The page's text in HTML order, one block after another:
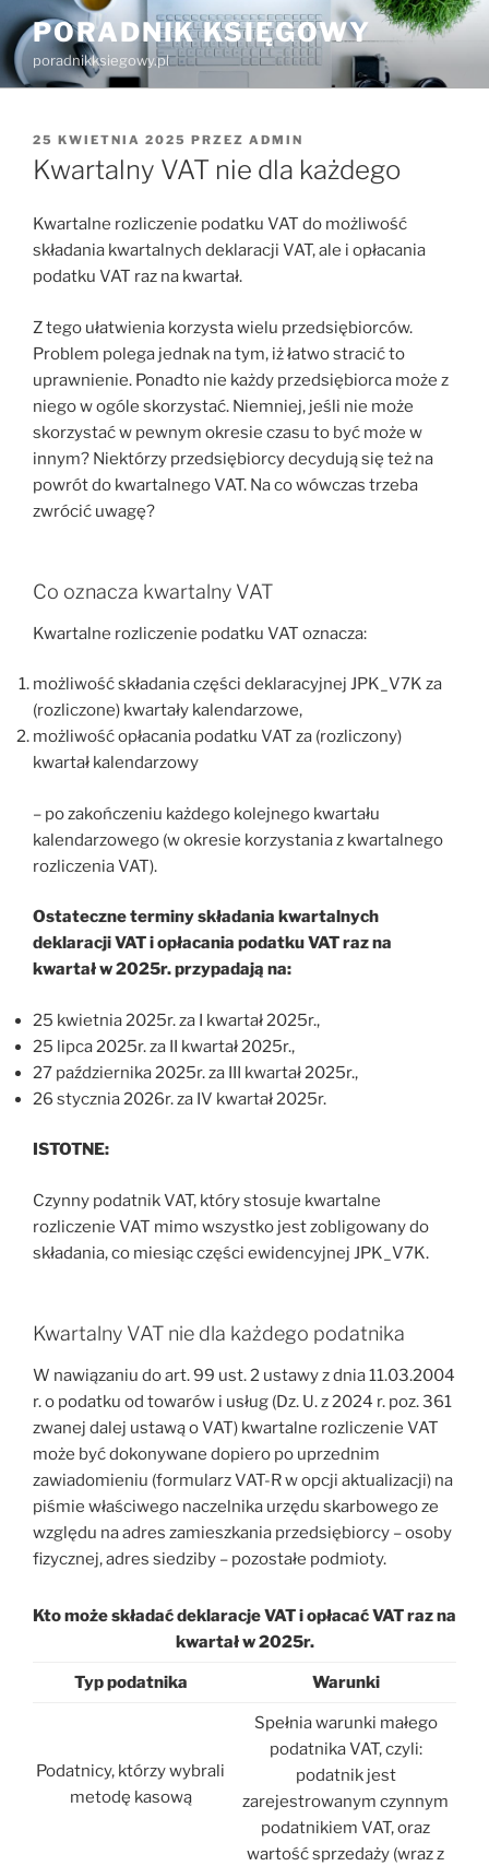
Przejdź
do
treści
PORADNIK KSIĘGOWY
poradnikksiegowy.pl
OPUBLIKOWANE
W
25 KWIETNIA 2025 PRZEZ ADMIN
Kwartalny VAT nie dla każdego
Kwartalne rozliczenie podatku VAT do możliwość
składania kwartalnych deklaracji VAT, ale i opłacania
podatku VAT raz na kwartał.
Z tego ułatwienia korzysta wielu przedsiębiorców.
Problem polega jednak na tym, iż łatwo stracić to
uprawnienie. Ponadto nie każdy przedsiębiorca może z
niego w ogóle skorzystać. Niemniej, jeśli nie może
skorzystać w pewnym okresie czasu to być może w
innym? Niektórzy przedsiębiorcy decydują się też na
powrót do kwartalnego VAT. Na co wówczas trzeba
zwrócić uwagę?
Co oznacza kwartalny VAT
Kwartalne rozliczenie podatku VAT oznacza:
możliwość składania części deklaracyjnej JPK_V7K za
(rozliczone) kwartały kalendarzowe,
możliwość opłacania podatku VAT za (rozliczony)
kwartał kalendarzowy
– po zakończeniu każdego kolejnego kwartału
kalendarzowego (w okresie korzystania z kwartalnego
rozliczenia VAT).
Ostateczne terminy składania kwartalnych
deklaracji VAT i opłacania podatku VAT raz na
kwartał w 2025r. przypadają na:
25 kwietnia 2025r. za I kwartał 2025r.,
25 lipca 2025r. za II kwartał 2025r.,
27 października 2025r. za III kwartał 2025r.,
26 stycznia 2026r. za IV kwartał 2025r.
ISTOTNE:
Czynny podatnik VAT, który stosuje kwartalne
rozliczenie VAT mimo wszystko jest zobligowany do
składania, co miesiąc części ewidencyjnej JPK_V7K.
Kwartalny VAT nie dla każdego podatnika
W nawiązaniu do art. 99 ust. 2 ustawy z dnia 11.03.2004
r. o podatku od towarów i usług (Dz. U. z 2024 r. poz. 361
zwanej dalej ustawą o VAT) kwartalne rozliczenie VAT
może być dokonywane dopiero po uprzednim
zawiadomieniu (formularz VAT-R w opcji aktualizacji) na
piśmie właściwego naczelnika urzędu skarbowego ze
względu na adres zamieszkania przedsiębiorcy – osoby
fizycznej, adres siedziby – pozostałe podmioty.
Kto może składać deklaracje VAT i opłacać VAT raz na
kwartał w 2025r.
Typ podatnika Warunki
Podatnicy, którzy wybrali
metodę kasową
Spełnia warunki małego
podatnika VAT, czyli:
podatnik jest
zarejestrowanym czynnym
podatnikiem VAT, oraz
wartość sprzedaży (wraz z